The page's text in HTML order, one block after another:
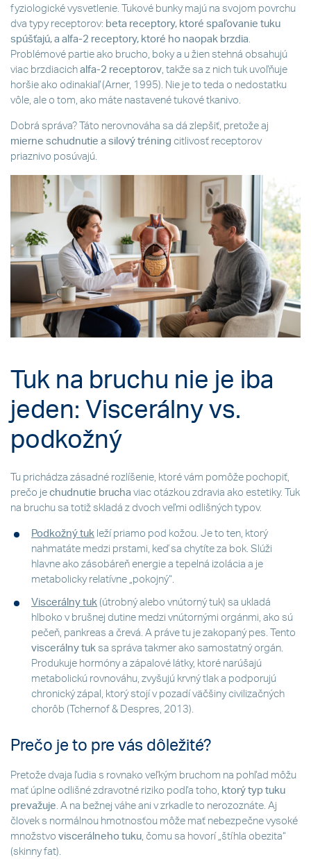
fyziologické vysvetlenie. Tukové bunky majú na svojom povrchu
dva typy receptorov: beta receptory, ktoré spaľovanie tuku
spúšťajú, a alfa-2 receptory, ktoré ho naopak brzdia.
Problémové partie ako brucho, boky a u žien stehná obsahujú
viac brzdiacich alfa-2 receptorov, takže sa z nich tuk uvoľňuje
horšie ako odinakiaľ (Arner, 1995). Nie je to teda o nedostatku
vôle, ale o tom, ako máte nastavené tukové tkanivo.
Dobrá správa? Táto nerovnováha sa dá zlepšiť, pretože aj
mierne schudnutie a silový tréning citlivosť receptorov
priaznivo posúvajú.
Tuk na bruchu nie je iba
jeden: Viscerálny vs.
podkožný
Tu prichádza zásadné rozlíšenie, ktoré vám pomôže pochopiť,
prečo je chudnutie brucha viac otázkou zdravia ako estetiky. Tuk
na bruchu sa totiž skladá z dvoch veľmi odlišných typov.
Podkožný tuk leží priamo pod kožou. Je to ten, ktorý
nahmatáte medzi prstami, keď sa chytíte za bok. Slúži
hlavne ako zásobáreň energie a tepelná izolácia a je
metabolicky relatívne „pokojný“.
Viscerálny tuk (útrobný alebo vnútorný tuk) sa ukladá
hlboko v brušnej dutine medzi vnútornými orgánmi, ako sú
pečeň, pankreas a črevá. A práve tu je zakopaný pes. Tento
viscerálny tuk sa správa takmer ako samostatný orgán.
Produkuje hormóny a zápalové látky, ktoré narúšajú
metabolickú rovnováhu, zvyšujú krvný tlak a podporujú
chronický zápal, ktorý stojí v pozadí väčšiny civilizačných
chorôb (Tchernof & Despres, 2013).
Prečo je to pre vás dôležité?
Pretože dvaja ľudia s rovnako veľkým bruchom na pohľad môžu
mať úplne odlišné zdravotné riziko podľa toho, ktorý typ tuku
prevažuje . A na bežnej váhe ani v zrkadle to nerozoznáte. Aj
človek s normálnou hmotnosťou môže mať nebezpečne vysoké
množstvo viscerálneho tuku , čomu sa hovorí „štíhla obezita“
(skinny fat).